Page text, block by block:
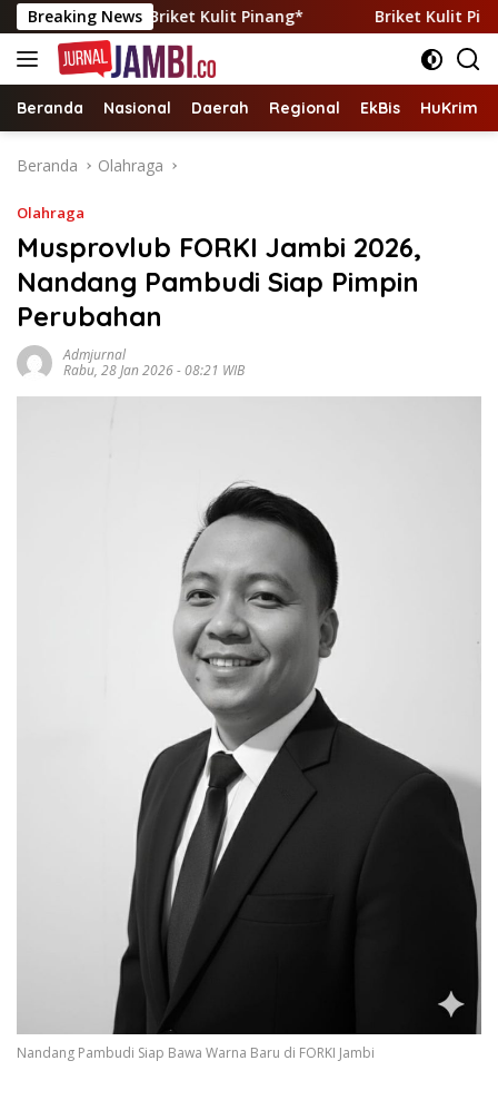
Langsung
ke
konten
Breaking News
lewat Briket Kulit Pinang* Briket Kulit Pinang:
Beranda Nasional Daerah Regional EkBis HuKrim
Beranda Olahraga
Olahraga
Musprovlub FORKI Jambi 2026,
Nandang Pambudi Siap Pimpin
Perubahan
Admjurnal
Rabu, 28 Jan 2026 - 08:21 WIB
Nandang Pambudi Siap Bawa Warna Baru di FORKI Jambi